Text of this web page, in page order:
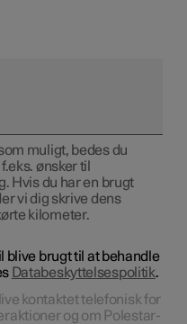
muligt, bedes du
ønsker til
Hvis du har en brugt
vi dig skrive dens
kilometer.
blive brugt til at behandle
Databeskyttelsespolitik.
kontaktet telefonisk for
og om Polestar-